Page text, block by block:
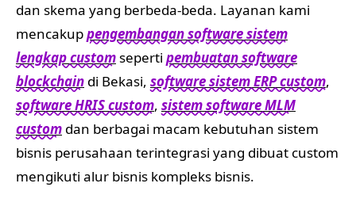
dan skema yang berbeda-beda. Layanan kami
mencakuppengembangan software sistem
lengkap customseperti pembuatan software
blockchain di Bekasi, software sistem ERP custom,
software HRIS custom, sistem software MLM
custom dan berbagai macam kebutuhan sistem
bisnis perusahaan terintegrasi yang dibuat custom
mengikuti alur bisnis kompleks bisnis.